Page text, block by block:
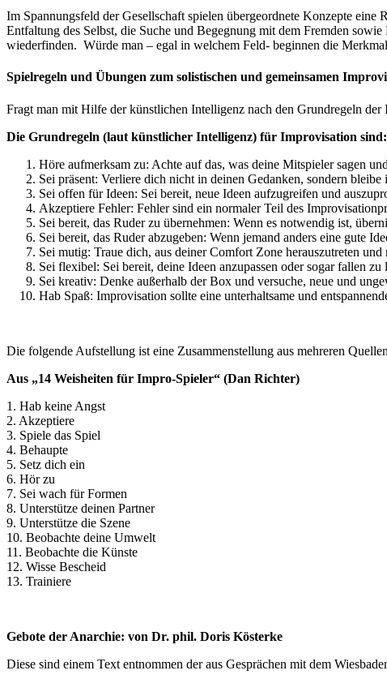
Im Spannungsfeld der Gesellschaft spielen übergeordnete Konzepte
Entfaltung des Selbst, die Suche und Begegnung mit dem Fremden
wiederfinden. Würde man – egal in welchem Feld- beginnen die
Spielregeln und Übungen zum solistischen und gemeinsamen
Fragt man mit Hilfe der künstlichen Intelligenz nach den Grundregeln
Die Grundregeln (laut künstlicher Intelligenz) für Improvisation sind:
Höre aufmerksam zu: Achte auf das, was deine Mitspieler sagen
Sei präsent: Verliere dich nicht in deinen Gedanken, sondern
Sei offen für Ideen: Sei bereit, neue Ideen aufzugreifen und
Akzeptiere Fehler: Fehler sind ein normaler Teil des
Sei bereit, das Ruder zu übernehmen: Wenn es notwendig ist,
Sei bereit, das Ruder abzugeben: Wenn jemand anders eine gute
Sei mutig: Traue dich, aus deiner Comfort Zone herauszutreten
Sei flexibel: Sei bereit, deine Ideen anzupassen oder sogar fallen
Sei kreativ: Denke außerhalb der Box und versuche, neue und
Hab Spaß: Improvisation sollte eine unterhaltsame und
Die folgende Aufstellung ist eine Zusammenstellung aus mehreren
Aus „14 Weisheiten für Impro-Spieler“ (Dan Richter)
1. Hab keine Angst
2. Akzeptiere
3. Spiele das Spiel
4. Behaupte
5. Setz dich ein
6. Hör zu
7. Sei wach für Formen
8. Unterstütze deinen Partner
9. Unterstütze die Szene
10. Beobachte deine Umwelt
11. Beobachte die Künste
12. Wisse Bescheid
13. Trainiere
Gebote der Anarchie: von Dr. phil. Doris Kösterke
Diese sind einem Text entnommen der aus Gesprächen mit dem